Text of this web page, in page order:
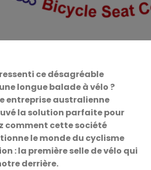
ce désagréable
longue balade à vélo ?
entreprise australienne
la solution parfaite pour
comment cette société
le monde du cyclisme
: la première selle de vélo qui
derrière.